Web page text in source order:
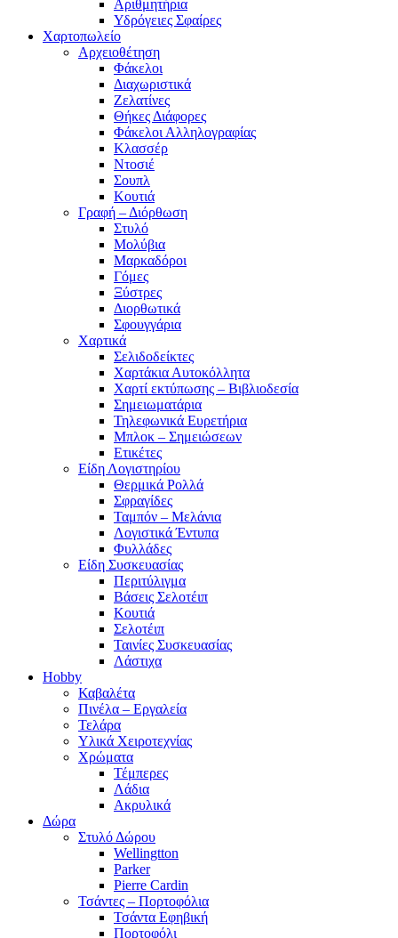
Αριθμητήρια
Υδρόγειες Σφαίρες
Χαρτοπωλείο
Αρχειοθέτηση
Φάκελοι
Διαχωριστικά
Ζελατίνες
Θήκες Διάφορες
Φάκελοι Αλληλογραφίας
Κλασσέρ
Ντοσιέ
Σουπλ
Κουτιά
Γραφή – Διόρθωση
Στυλό
Μολύβια
Μαρκαδόροι
Γόμες
Ξύστρες
Διορθωτικά
Σφουγγάρια
Χαρτικά
Σελιδοδείκτες
Χαρτάκια Αυτοκόλλητα
Χαρτί εκτύπωσης – Βιβλιοδεσία
Σημειωματάρια
Τηλεφωνικά Ευρετήρια
Μπλοκ – Σημειώσεων
Ετικέτες
Είδη Λογιστηρίου
Θερμικά Ρολλά
Σφραγίδες
Ταμπόν – Μελάνια
Λογιστικά Έντυπα
Φυλλάδες
Είδη Συσκευασίας
Περιτύλιγμα
Βάσεις Σελοτέιπ
Κουτιά
Σελοτέιπ
Ταινίες Συσκευασίας
Λάστιχα
Hobby
Καβαλέτα
Πινέλα – Εργαλεία
Τελάρα
Υλικά Χειροτεχνίας
Χρώματα
Τέμπερες
Λάδια
Ακρυλικά
Δώρα
Στυλό Δώρου
Wellingtton
Parker
Pierre Cardin
Τσάντες – Πορτοφόλια
Τσάντα Εφηβική
Πορτοφόλι